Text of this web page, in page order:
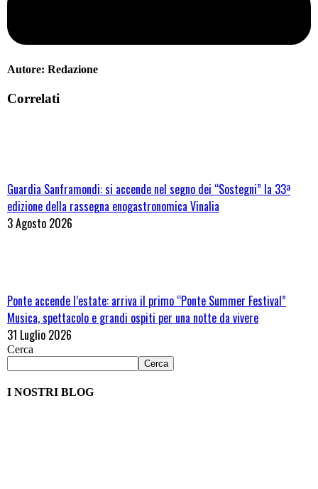
Autore: Redazione
Correlati
Guardia Sanframondi: si accende nel segno dei “Sostegni” la 33ª
edizione della rassegna enogastronomica Vinalia
3 Agosto 2026
Ponte accende l’estate: arriva il primo “Ponte Summer Festival”
Musica, spettacolo e grandi ospiti per una notte da vivere
31 Luglio 2026
Cerca
Cerca
I NOSTRI BLOG